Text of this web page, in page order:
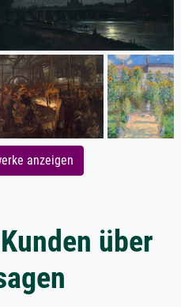
anzeigen
über